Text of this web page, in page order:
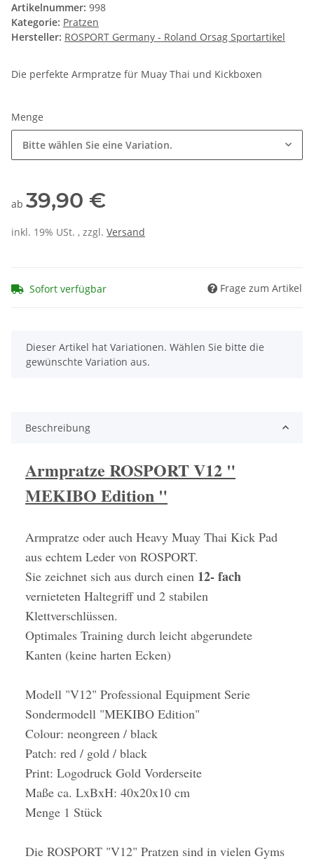
Artikelnummer: 998
Kategorie: Pratzen
Hersteller: ROSPORT Germany - Roland Orsag Sportartikel
Die perfekte Armpratze für Muay Thai und Kickboxen
Menge
Bitte wählen Sie eine Variation.
ab 39,90 €
inkl. 19% USt. , zzgl. Versand
Sofort verfügbar Frage zum Artikel
x
Dieser Artikel hat Variationen. Wählen Sie bitte die
gewünschte Variation aus.
Beschreibung
Armpratze ROSPORT V12 "
MEKIBO Edition "
Armpratze oder auch Heavy Muay Thai Kick Pad
aus echtem Leder von ROSPORT.
Sie zeichnet sich aus durch einen 12- fach
vernieteten Haltegriff und 2 stabilen
Klettverschlüssen.
Optimales Training durch leicht abgerundete
Kanten (keine harten Ecken)
Modell "V12" Professional Equipment Serie
Sondermodell "MEKIBO Edition"
Colour: neongreen / black
Patch: red / gold / black
Print: Logodruck Gold Vorderseite
Maße ca. LxBxH: 40x20x10 cm
Menge 1 Stück
Die ROSPORT "V12" Pratzen sind in vielen Gyms